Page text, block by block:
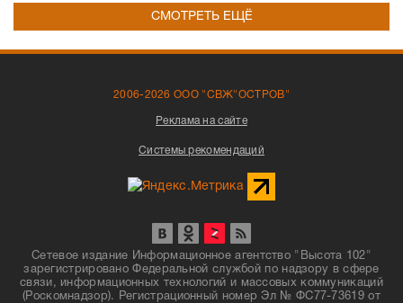
СМОТРЕТЬ ЕЩЁ
2006-2026 ООО "СВЖ"ОСТРОВ"
Реклама на сайте
Системы рекомендаций
Сетевое издание Информационное агентство "Высота 102"
зарегистрировано Федеральной службой по надзору в сфере
связи, информационных технологий и массовых коммуникаций
(Роскомнадзор). Регистрационный номер Эл № ФС77-73619 от